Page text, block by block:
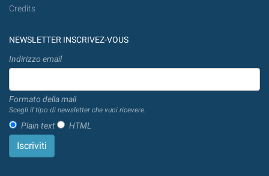
Credits
NEWSLETTER INSCRIVEZ-VOUS
Indirizzo email
Formato della mail
Scegli il tipo di newsletter che vuoi ricevere.
Plain text HTML